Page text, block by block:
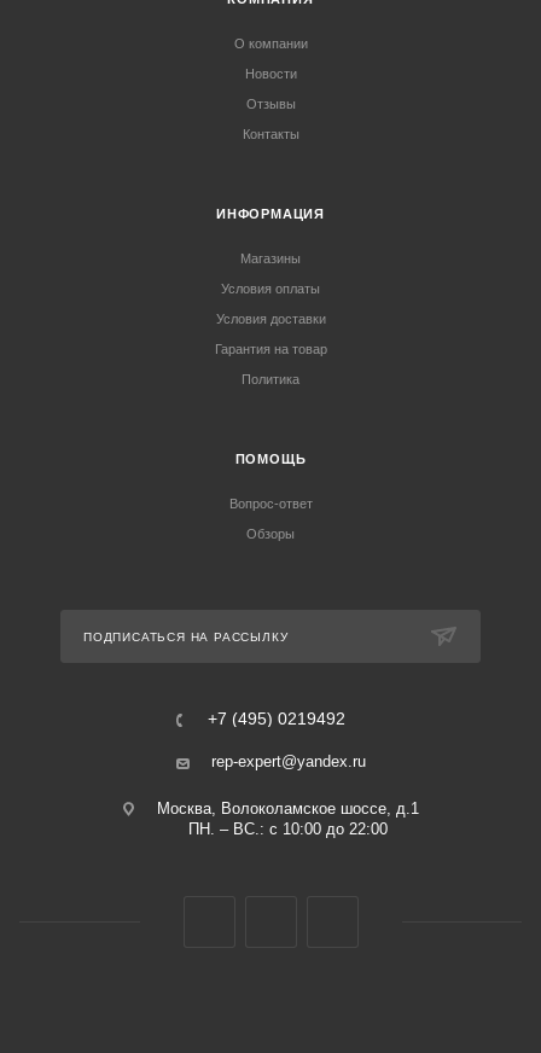
О компании
Новости
Отзывы
Контакты
ИНФОРМАЦИЯ
Магазины
Условия оплаты
Условия доставки
Гарантия на товар
Политика
ПОМОЩЬ
Вопрос-ответ
Обзоры
ПОДПИСАТЬСЯ НА РАССЫЛКУ
+7 (495) 0219492
rep-expert@yandex.ru
Москва, Волоколамское шоссе, д.1
ПН. – ВС.: с 10:00 до 22:00